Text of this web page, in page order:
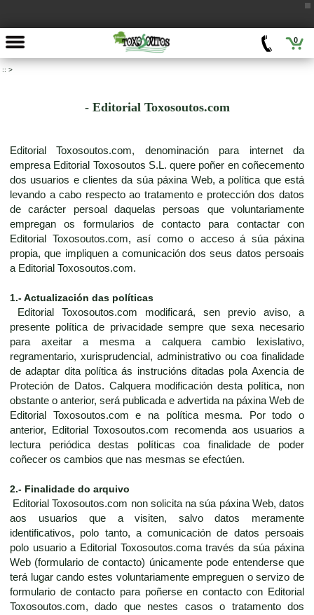
0
:: >
- Editorial Toxosoutos.com
Editorial Toxosoutos.com, denominación para internet da
empresa Editorial Toxosoutos S.L. quere poñer en coñecemento
dos usuarios e clientes da súa páxina Web, a política que está
levando a cabo respecto ao tratamento e protección dos datos
de carácter persoal daquelas persoas que voluntariamente
empregan os formularios de contacto para contactar con
Editorial Toxosoutos.com, así como o acceso á súa páxina
propia, que impliquen a comunicación dos seus datos persoais
a Editorial Toxosoutos.com.
1.- Actualización das políticas
Editorial Toxosoutos.com modificará, sen previo aviso, a
presente política de privacidade sempre que sexa necesario
para axeitar a mesma a calquera cambio lexislativo,
regramentario, xurisprudencial, administrativo ou coa finalidade
de adaptar dita política ás instrucións ditadas pola Axencia de
Proteción de Datos. Calquera modificación desta política, non
obstante o anterior, será publicada e advertida na páxina Web de
Editorial Toxosoutos.com e na política mesma. Por todo o
anterior, Editorial Toxosoutos.com recomenda aos usuarios a
lectura periódica destas políticas coa finalidade de poder
coñecer os cambios que nas mesmas se efectúen.
2.- Finalidade do arquivo
Editorial Toxosoutos.com non solicita na súa páxina Web, datos
aos usuarios que a visiten, salvo datos meramente
identificativos, polo tanto, a comunicación de datos persoais
polo usuario a Editorial Toxosoutos.coma través da súa páxina
Web (formulario de contacto) únicamente pode entenderse que
terá lugar cando estes voluntariamente empreguen o servizo de
formulario de contacto para poñerse en contacto con Editorial
Toxosoutos.com, dado que nestes casos o tratamento dos